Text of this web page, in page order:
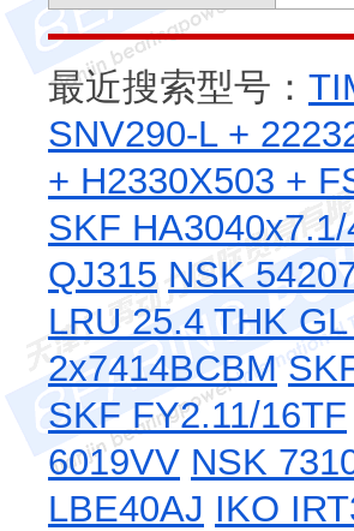
最近搜索型号：
SNV290-L +
+ H2330X503 +
SKF
QJ315 NSK
LRU 25.4THK
2x7414BCBM
SKF FY2.11/16TF
6019VV NSK
LBE40AJ IKO